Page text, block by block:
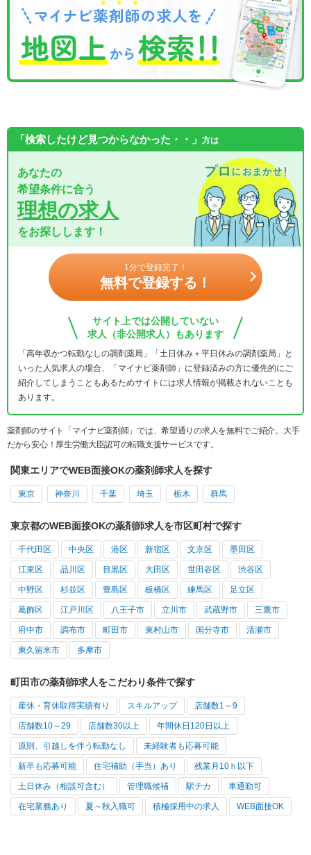
「検索したけど見つからなかった・・」 方は
あなたの
希望条件に合う
理想の求人
をお探しします！
1分で登録完了！
無料で登録する！
サイト上では公開していない
求人（非公開求人）もあります
「高年収かつ転勤なしの調剤薬局」「土日休み＋平日休みの調剤薬局」と
いった人気求人の場合、「マイナビ薬剤師」に登録済みの方に優先的にご
紹介してしまうこともあるためサイトには求人情報が掲載されないことも
あります。
薬剤師のサイト「マイナビ薬剤師」では、希望通りの求人を無料でご紹介。大手
だから安心！厚生労働大臣認可の転職支援サービスです。
関東エリアでWEB面接OKの薬剤師求人を探す
東京 神奈川 千葉 埼玉 栃木 群馬
東京都のWEB面接OKの薬剤師求人を市区町村で探す
千代田区 中央区 港区 新宿区 文京区 墨田区
江東区 品川区 目黒区 大田区 世田谷区 渋谷区
中野区 杉並区 豊島区 板橋区 練馬区 足立区
葛飾区 江戸川区 八王子市 立川市 武蔵野市 三鷹市
府中市 調布市 町田市 東村山市 国分寺市 清瀬市
東久留米市 多摩市
町田市の薬剤師求人をこだわり条件で探す
産休・育休取得実績有り スキルアップ 店舗数1～9
店舗数10～29 店舗数30以上 年間休日120日以上
原則、引越しを伴う転勤なし 未経験者も応募可能
新卒も応募可能 住宅補助（手当）あり 残業月10ｈ以下
土日休み（相談可含む） 管理職候補 駅チカ 車通勤可
在宅業務あり 夏～秋入職可 積極採用中の求人 WEB面接OK